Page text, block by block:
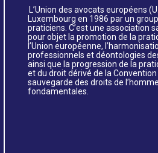
L’Union des avocats européens
Luxembourg en 1986 par un
praticiens. C’est une association
pour objet la promotion de la
l’Union européenne,
professionnels et déontologies
ainsi que la progression de la
et du droit dérivé de la
sauvegarde des droits de
fondamentales.